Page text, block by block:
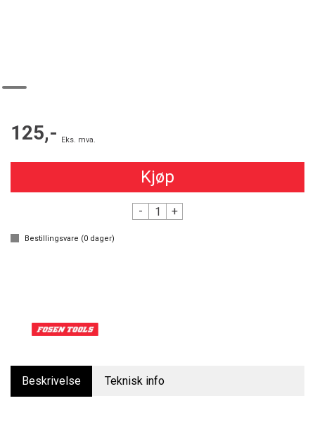
125,- Eks. mva.
Kjøp
- +
Bestillingsvare (0 dager)
Beskrivelse Teknisk info